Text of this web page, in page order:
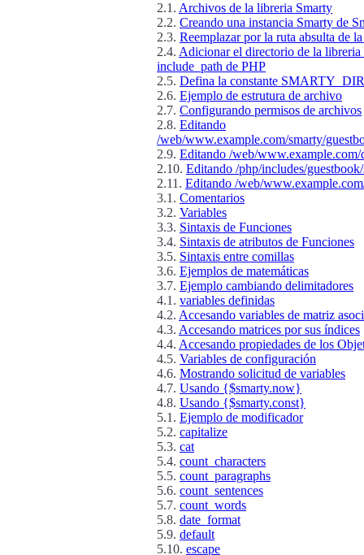
2.1. Archivos de la libreria Smarty
2.2. Creando una instancia Smarty de
2.3. Reemplazar por la ruta absulta de
2.4. Adicionar el directorio de la
include_path de PHP
2.5. Defina la constante
2.6. Ejemplo de estrutura de archivo
2.7. Configurando permisos de archivos
2.8. Editando
/web/www.example.com/smarty/
2.9. Editando /web/
2.10. Editando /php/includes/
2.11. Editando /web/
3.1. Comentarios
3.2. Variables
3.3. Sintaxis de Funciones
3.4. Sintaxis de atributos de Funciones
3.5. Sintaxis entre comillas
3.6. Ejemplos de matemáticas
3.7. Ejemplo cambiando delimitadores
4.1. variables definidas
4.2. Accesando variables de matriz
4.3. Accesando matrices por sus índices
4.4. Accesando propiedades de los
4.5. Variables de configuración
4.6. Mostrando solicitud de variables
4.7. Usando {$smarty.now}
4.8. Usando {$smarty.const}
5.1. Ejemplo de modificador
5.2. capitalize
5.3. cat
5.4. count_characters
5.5. count_paragraphs
5.6. count_sentences
5.7. count_words
5.8. date_format
5.9. default
5.10. escape